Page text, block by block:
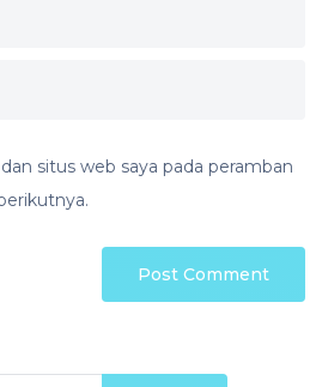
situs web saya pada peramban